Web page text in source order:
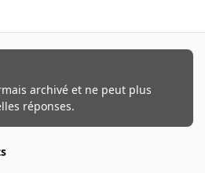
archivé et ne peut plus
réponses.